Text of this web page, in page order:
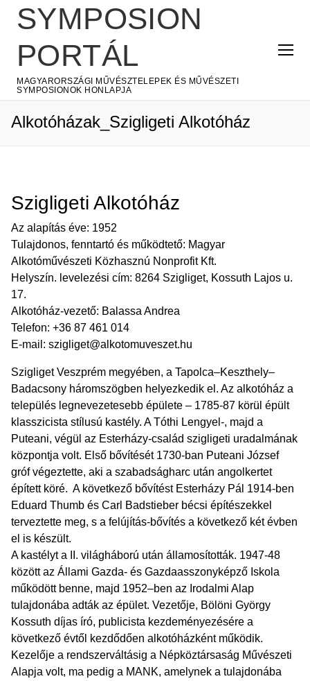
UgrásSYMPOSION
PORTÁL
MAGYARORSZÁGI MŰVÉSZTELEPEK ÉS MŰVÉSZETI
SYMPOSIONOK HONLAPJA
Alkotóházak_Szigligeti Alkotóház
Szigligeti Alkotóház
Az alapítás éve: 1952
Tulajdonos, fenntartó és működtető: Magyar
Alkotóművészeti Közhasznú Nonprofit Kft.
Helyszín. levelezési cím: 8264 Szigliget, Kossuth Lajos u.
17.
Alkotóház-vezető: Balassa Andrea
Telefon: +36 87 461 014
E-mail: szigliget@alkotomuveszet.hu
Szigliget Veszprém megyében, a Tapolca–Keszthely–
Badacsony háromszögben helyezkedik el. Az alkotóház a
település legnevezetesebb épülete – 1785-87 körül épült
klasszicista stílusú kastély. A Tóthi Lengyel-, majd a
Puteani, végül az Esterházy-család szigligeti uradalmának
központja volt. Első bővítését 1730-ban Puteani József
gróf végeztette, aki a szabadságharc után angolkertet
épített köré. A következő bővítést Esterházy Pál 1914-ben
Eduard Thumb és Carl Badstieber bécsi építészekkel
terveztette meg, s a felújítás-bővítés a következő két évben
el is készült.
A kastélyt a II. világháború után államosították. 1947-48
között az Állami Gazda- és Gazdaasszonyképző Iskola
működött benne, majd 1952–ben az Irodalmi Alap
tulajdonába adták az épület. Vezetője, Bölöni György
Kossuth díjas író, publicista kezdeményezésére a
következő évtől kezdődően alkotóházként működik.
Kezelője a rendszerváltásig a Népköztársaság Művészeti
Alapja volt, ma pedig a MANK, amelynek a tulajdonába